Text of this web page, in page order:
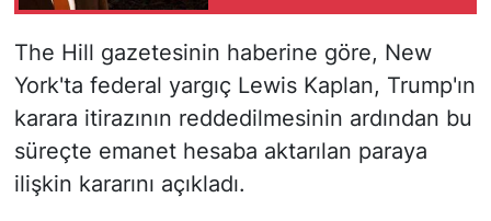
The Hill gazetesinin haberine göre, New
York'ta federal yargıç Lewis Kaplan, Trump'ın
karara itirazının reddedilmesinin ardından bu
süreçte emanet hesaba aktarılan paraya
ilişkin kararını açıkladı.